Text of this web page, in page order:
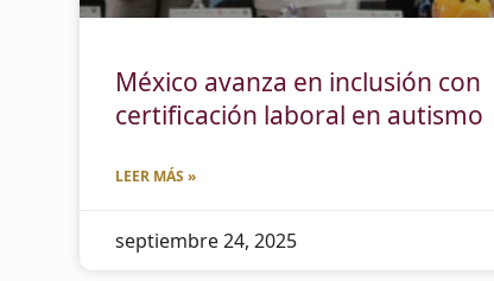
México avanza en inclusión con
certificación laboral en autismo
LEER MÁS »
septiembre 24, 2025